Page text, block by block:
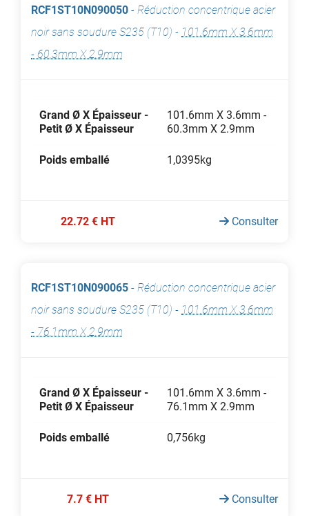
RCF1ST10N090050 - Réduction concentrique acier
noir sans soudure S235 (T10) - 101.6mm X 3.6mm
- 60.3mm X 2.9mm
Grand Ø X Épaisseur -
Petit Ø X Épaisseur
101.6mm X 3.6mm -
60.3mm X 2.9mm
Poids emballé 1,0395kg
22.72 € HT Consulter
RCF1ST10N090065 - Réduction concentrique acier
noir sans soudure S235 (T10) - 101.6mm X 3.6mm
- 76.1mm X 2.9mm
Grand Ø X Épaisseur -
Petit Ø X Épaisseur
101.6mm X 3.6mm -
76.1mm X 2.9mm
Poids emballé 0,756kg
7.7 € HT Consulter